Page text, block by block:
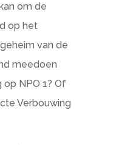
om de
op het
van de
meedoen
NPO 1? Of
Verbouwing